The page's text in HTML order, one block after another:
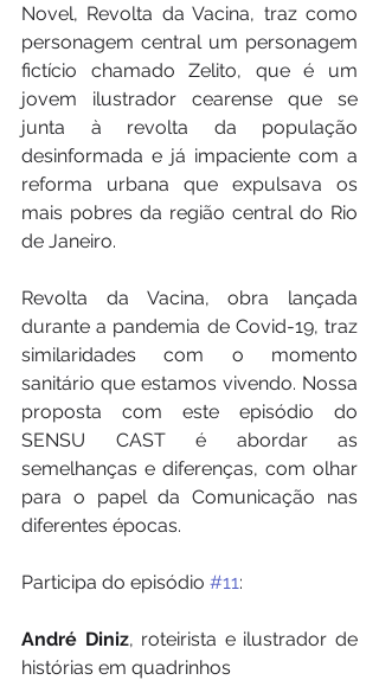
Novel, Revolta da Vacina, traz como
personagem central um personagem
fictício chamado Zelito, que é um
jovem ilustrador cearense que se
junta à revolta da população
desinformada e já impaciente com a
reforma urbana que expulsava os
mais pobres da região central do Rio
de Janeiro.
Revolta da Vacina, obra lançada
durante a pandemia de Covid-19, traz
similaridades com o momento
sanitário que estamos vivendo. Nossa
proposta com este episódio do
SENSU CAST é abordar as
semelhanças e diferenças, com olhar
para o papel da Comunicação nas
diferentes épocas.
Participa do episódio #11:
André Diniz, roteirista e ilustrador de
histórias em quadrinhos